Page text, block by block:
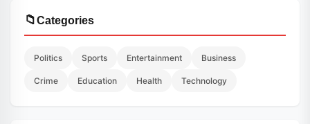
📁Categories
Politics Sports Entertainment Business
Crime Education Health Technology